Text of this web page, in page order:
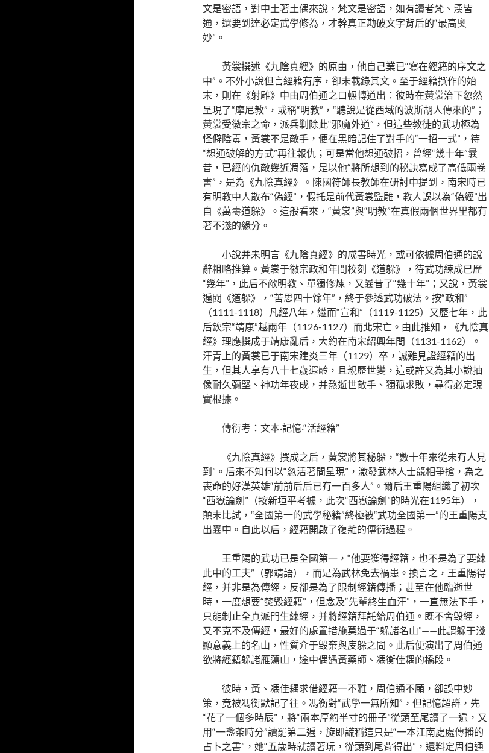
文是密語，對中土著土偶來說，梵文是密語，如有讀者梵、漢皆
通，還要到達必定武學修為，才幹真正勘破文字背后的“最高奧
妙”。
黃裳撰述《九陰真經》的原由，他自己業已“寫在經籍的序文之
中”。不外小說但言經籍有序，卻未載錄其文。至于經籍撰作的始
末，則在《射雕》中由周伯通之口輾轉道出：彼時在黃裳治下忽然
呈現了“摩尼教”，或稱“明教”，“聽說是從西域的波斯胡人傳來的”；
黃裳受徽宗之命，派兵剿除此“邪魔外道”，但這些教徒的武功極為
怪僻陰毒，黃裳不是敵手，便在黑暗記住了對手的“一招一式”，待
“想通破解的方式”再往報仇；可是當他想通破招，曾經“幾十年”曩
昔，已經的仇敵幾近凋落，是以他“將所想到的秘訣寫成了高低兩卷
書”，是為《九陰真經》。陳國符師長教師在研討中提到，南宋時已
有明教中人散布“偽經”，假托是前代黃裳監雕，教人誤以為“偽經”出
自《萬壽道躲》。這般看來，“黃裳”與“明教”在真假兩個世界里都有
著不淺的緣分。
小說并未明言《九陰真經》的成書時光，或可依據周伯通的說
辭粗略推算。黃裳于徽宗政和年間校刻《道躲》，待武功練成已歷
“幾年”，此后不敵明教、單獨修煉，又曩昔了“幾十年”；又說，黃裳
遍閱《道躲》，“苦思四十馀年”，終于參透武功破法。按“政和”
（1111-1118）凡經八年，繼而“宣和”（1119-1125）又歷七年，此
后欽宗“靖康”越兩年（1126-1127）而北宋亡。由此推知，《九陰真
經》理應撰成于靖康亂后，大約在南宋紹興年間（1131-1162）。
汗青上的黃裳已于南宋建炎三年（1129）卒，誠難見證經籍的出
生，但其人享有八十七歲遐齡，且親歷世變，這或許又為其小說抽
像耐久彌堅、神功年夜成，并熬逝世敵手、獨孤求敗，尋得必定現
實根據。
傳衍考：文本·記憶·“活經籍”
《九陰真經》撰成之后，黃裳將其秘躲，“數十年來從未有人見
到”。后來不知何以“忽活著間呈現”，激發武林人士競相爭搶，為之
喪命的好漢英雄“前前后后已有一百多人”。爾后王重陽組織了初次
“西嶽論劍”（按新垣平考據，此次“西嶽論劍”的時光在1195年），
顛末比試，“全國第一的武學秘籍”終極被“武功全國第一”的王重陽支
出囊中。自此以后，經籍開啟了復雜的傳衍過程。
王重陽的武功已是全國第一，“他要獲得經籍，也不是為了要練
此中的工夫”（郭靖語），而是為武林免去禍患。換言之，王重陽得
經，并非是為傳經，反卻是為了限制經籍傳播；甚至在他臨逝世
時，一度想要“焚毀經籍”，但念及“先輩終生血汗”，一直無法下手，
只能制止全真派門生練經，并將經籍拜託給周伯通。既不舍毀經，
又不克不及傳經，最好的處置措施莫過于“躲諸名山”——此謂躲于淺
顯意義上的名山，性質介于毀棄與庋躲之間。此后便演出了周伯通
欲將經籍躲諸雁蕩山，途中偶遇黃藥師、馮衡佳耦的橋段。
彼時，黃、馮佳耦求借經籍一不雅，周伯通不願，卻誤中妙
策，竟被馮衡默記了往。馮衡對“武學一無所知”，但記憶超群，先
“花了一個多時辰”，將“兩本厚約半寸的冊子”從頭至尾讀了一遍，又
用“一盞茶時分”讀罷第二遍，旋即謊稱這只是“一本江南處處傳播的
占卜之書”，她“五歲時就讀著玩，從頭到尾背得出”，還料定周伯通